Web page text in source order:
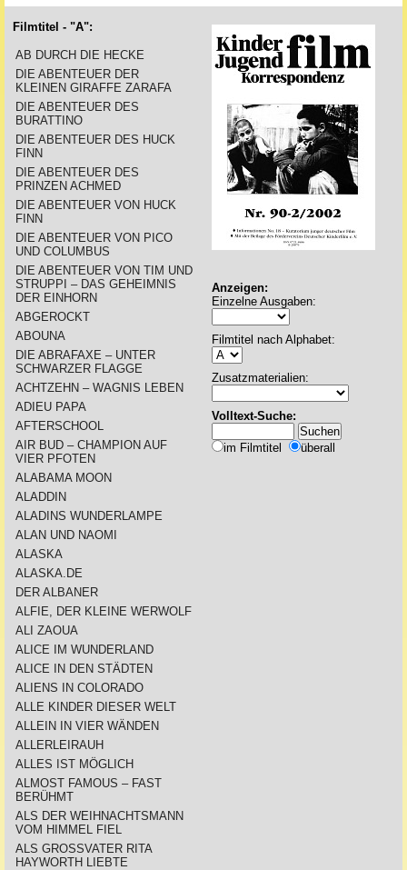
Filmtitel - "A":
AB DURCH DIE HECKE
DIE ABENTEUER DER
KLEINEN GIRAFFE ZARAFA
DIE ABENTEUER DES
BURATTINO
DIE ABENTEUER DES HUCK
FINN
DIE ABENTEUER DES
PRINZEN ACHMED
DIE ABENTEUER VON HUCK
FINN
DIE ABENTEUER VON PICO
UND COLUMBUS
DIE ABENTEUER VON TIM UND
STRUPPI – DAS GEHEIMNIS
DER EINHORN
ABGEROCKT
ABOUNA
DIE ABRAFAXE – UNTER
SCHWARZER FLAGGE
ACHTZEHN – WAGNIS LEBEN
ADIEU PAPA
AFTERSCHOOL
AIR BUD – CHAMPION AUF
VIER PFOTEN
ALABAMA MOON
ALADDIN
ALADINS WUNDERLAMPE
ALAN UND NAOMI
ALASKA
ALASKA.DE
DER ALBANER
ALFIE, DER KLEINE WERWOLF
ALI ZAOUA
ALICE IM WUNDERLAND
ALICE IN DEN STÄDTEN
ALIENS IN COLORADO
ALLE KINDER DIESER WELT
ALLEIN IN VIER WÄNDEN
ALLERLEIRAUH
ALLES IST MÖGLICH
ALMOST FAMOUS – FAST
BERÜHMT
ALS DER WEIHNACHTSMANN
VOM HIMMEL FIEL
ALS GROSSVATER RITA
HAYWORTH LIEBTE
Anzeigen:
Einzelne Ausgaben:
Filmtitel nach Alphabet:
Zusatzmaterialien:
Volltext-Suche:
im Filmtitel überall